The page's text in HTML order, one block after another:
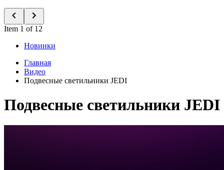
Item 1 of 12
Новинки
Главная
Видео
Подвесные светильники JEDI
Подвесные светильники JEDI